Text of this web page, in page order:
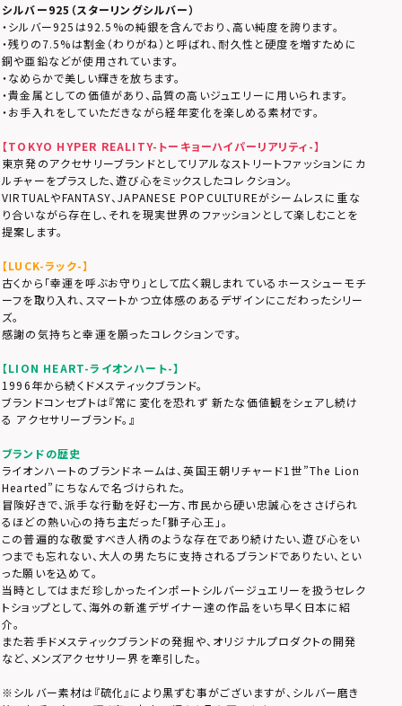
シルバー925（スターリングシルバー）
・シルバー925は92.5%の純銀を含んでおり、高い純度を誇ります。
・残りの7.5%は割金（わりがね）と呼ばれ、耐久性と硬度を増すために
銅や亜鉛などが使用されています。
・なめらかで美しい輝きを放ちます。
・貴金属としての価値があり、品質の高いジュエリーに用いられます。
・お手入れをしていただきながら経年変化を楽しめる素材です。
【TOKYO HYPER REALITY-トーキョーハイパーリアリティ-】
東京発のアクセサリーブランドとしてリアルなストリートファッションにカ
ルチャーをプラスした、遊び心をミックスしたコレクション。
VIRTUALやFANTASY、JAPANESE POPCULTUREがシームレスに重な
り合いながら存在し、それを現実世界のファッションとして楽しむことを
提案します。
【LUCK-ラック-】
古くから「幸運を呼ぶお守り」として広く親しまれているホースシューモチ
ーフを取り入れ、スマートかつ立体感のあるデザインにこだわったシリー
ズ。
感謝の気持ちと幸運を願ったコレクションです。
【LION HEART-ライオンハート-】
1996年から続くドメスティックブランド。
ブランドコンセプトは『常に変化を恐れず 新たな価値観をシェアし続け
る アクセサリーブランド。』
ブランドの歴史
ライオンハートのブランドネームは、英国王朝リチャード1世”The Lion
Hearted”にちなんで名づけられた。
冒険好きで、派手な行動を好む一方、市民から硬い忠誠心をささげられ
るほどの熱い心の持ち主だった「獅子心王」。
この普遍的な敬愛すべき人柄のような存在であり続けたい、遊び心をい
つまでも忘れない、大人の男たちに支持されるブランドでありたい、とい
った願いを込めて。
当時としてはまだ珍しかったインポートシルバージュエリーを扱うセレク
トショップとして、海外の新進デザイナー達の作品をいち早く日本に紹
介。
また若手ドメスティックブランドの発掘や、オリジナルプロダクトの開発
など、メンズアクセサリー界を牽引した。
※シルバー素材は『硫化』により黒ずむ事がございますが、シルバー磨き